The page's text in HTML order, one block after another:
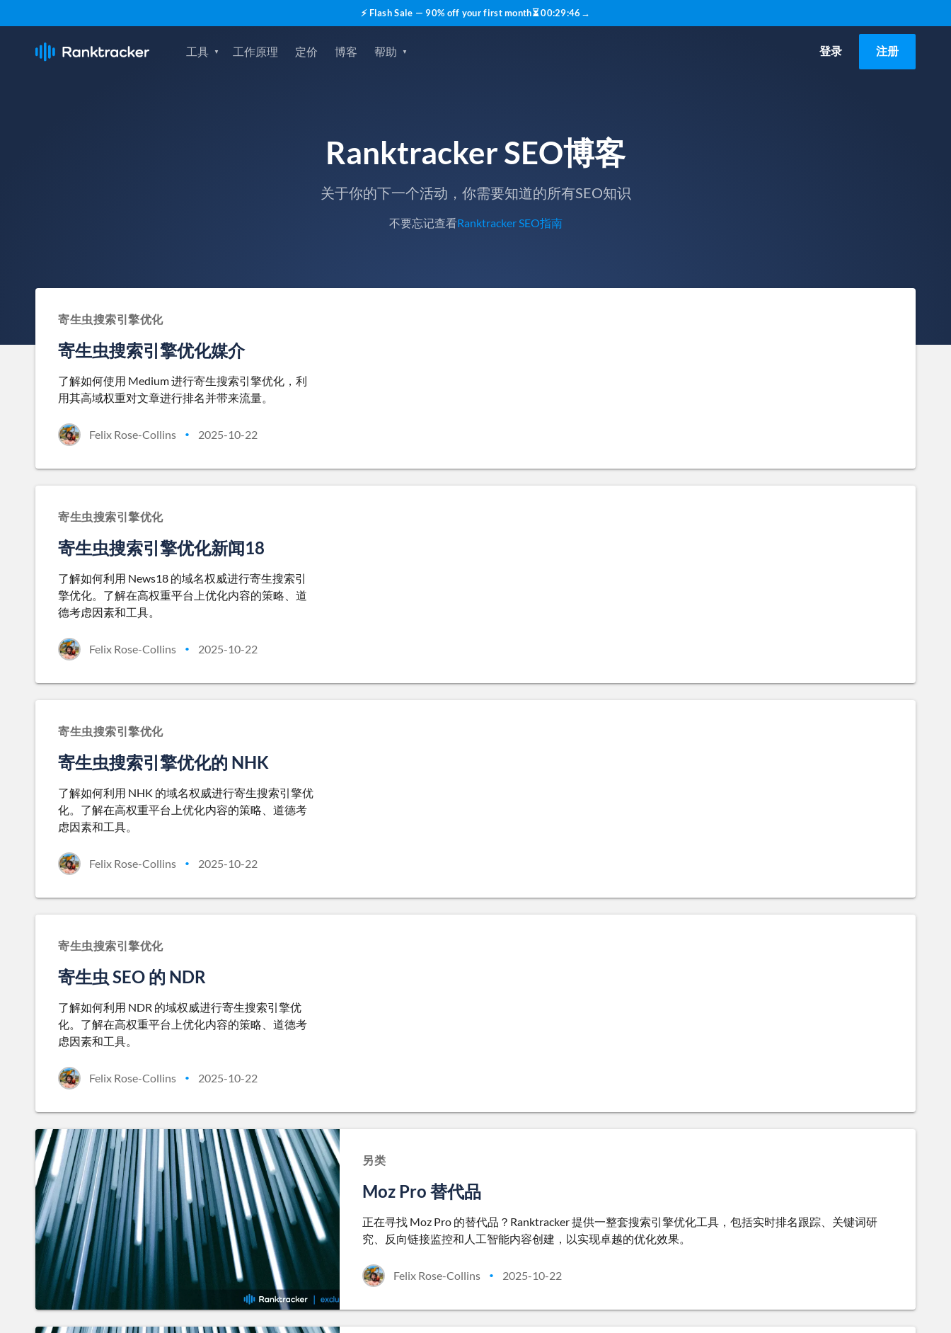
⚡ Flash Sale — 90% off your first month⏳00:29:45 →
工具 工作原理 定价 博客 帮助 登录 注册
Ranktracker SEO博客
关于你的下一个活动，你需要知道的所有SEO知识
不要忘记查看Ranktracker SEO指南
寄生虫搜索引擎优化
寄生虫搜索引擎优化媒介
了解如何使用 Medium 进行寄生搜索引擎优化，利
用其高域权重对文章进行排名并带来流量。
Felix Rose-Collins • 2025-10-22
寄生虫搜索引擎优化
寄生虫搜索引擎优化新闻18
了解如何利用 News18 的域名权威进行寄生搜索引
擎优化。了解在高权重平台上优化内容的策略、道
德考虑因素和工具。
Felix Rose-Collins • 2025-10-22
寄生虫搜索引擎优化
寄生虫搜索引擎优化的 NHK
了解如何利用 NHK 的域名权威进行寄生搜索引擎优
化。了解在高权重平台上优化内容的策略、道德考
虑因素和工具。
Felix Rose-Collins • 2025-10-22
寄生虫搜索引擎优化
寄生虫 SEO 的 NDR
了解如何利用 NDR 的域权威进行寄生搜索引擎优
化。了解在高权重平台上优化内容的策略、道德考
虑因素和工具。
Felix Rose-Collins • 2025-10-22
另类
Moz Pro 替代品
正在寻找 Moz Pro 的替代品？Ranktracker 提供一整套搜索引擎优化工具，包括实时排名跟踪、关键词研
究、反向链接监控和人工智能内容创建，以实现卓越的优化效果。
Felix Rose-Collins • 2025-10-22